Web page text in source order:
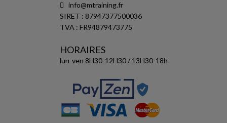
info@mtraining.fr
SIRET : 87947377500036
TVA : FR94879473775
HORAIRES
lun-ven 8H30-12H30 / 13H30-18h